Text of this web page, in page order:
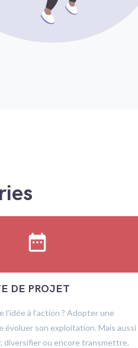
date_range
DE PROJET
l’idée à l’action ? Adopter une
évoluer son exploitation. Mais aussi
diversifier ou encore transmettre.